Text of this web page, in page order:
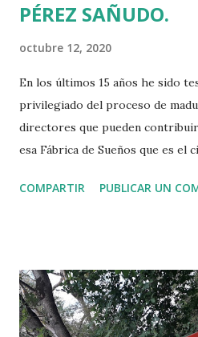
PÉREZ SAÑUDO.
octubre 12, 2020
En los últimos 15 años he sido
privilegiado del proceso de
directores que pueden
esa Fábrica de Sueños que es el
Luz Sañudo tenían un problema:
realizar su ilusión de dirigir
Comunicación Audiovisual en
Master en Dirección
COMPARTIR PUBLICAR UN